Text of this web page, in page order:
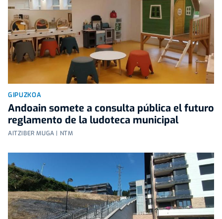
GIPUZKOA
Andoain somete a consulta pública el futuro
reglamento de la ludoteca municipal
AITZIBER MUGA | NTM